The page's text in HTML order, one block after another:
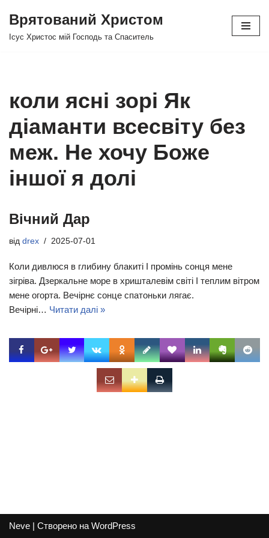
Перейти
Врятований Христом
Ісус Христос мій Господь та Спаситель
коли ясні зорі Як
діаманти всесвіту без
меж. Не хочу Боже
іншої я долі
Вічний Дар
від drex 2025-07-01
Коли дивлюся в глибину блакиті І промінь сонця мене
зігріва. Дзеркальне море в хришталевім світі І теплим вітром
мене огорта. Вечірнє сонце спатоньки лягає.
Вечірні… Читати далі »
Neve | Створено на WordPress